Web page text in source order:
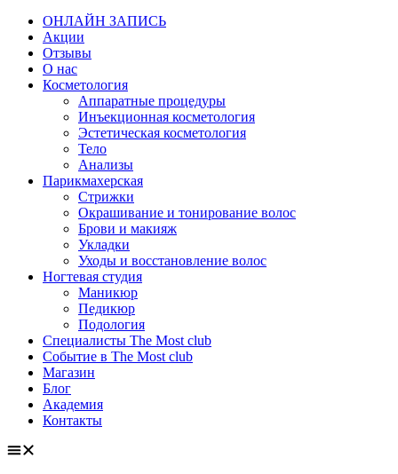
ОНЛАЙН ЗАПИСЬ
Акции
Отзывы
О нас
Косметология
Аппаратные процедуры
Инъекционная косметология
Эстетическая косметология
Тело
Анализы
Парикмахерская
Стрижки
Окрашивание и тонирование волос
Брови и макияж
Укладки
Уходы и восстановление волос
Ногтевая студия
Маникюр
Педикюр
Подология
Специалисты The Most club
Событие в The Most club
Магазин
Блог
Академия
Контакты